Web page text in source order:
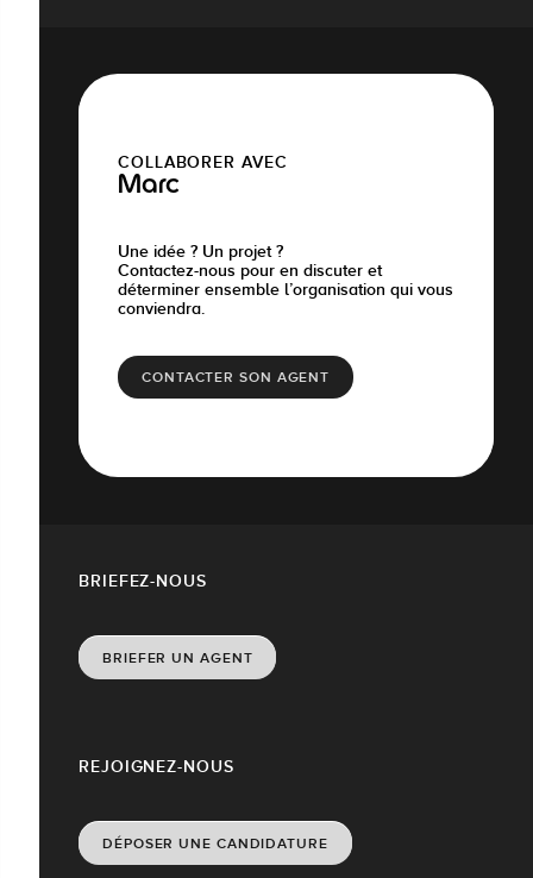
COLLABORER AVEC
Marc
Une idée ? Un projet ?
Contactez-nous pour en discuter et
déterminer ensemble l’organisation qui vous
conviendra.
CONTACTER SON AGENT
REJOIGNEZ-NOUS
DÉPOSER UNE CANDIDATURE
BRIEFEZ-NOUS
BRIEFER UN AGENT